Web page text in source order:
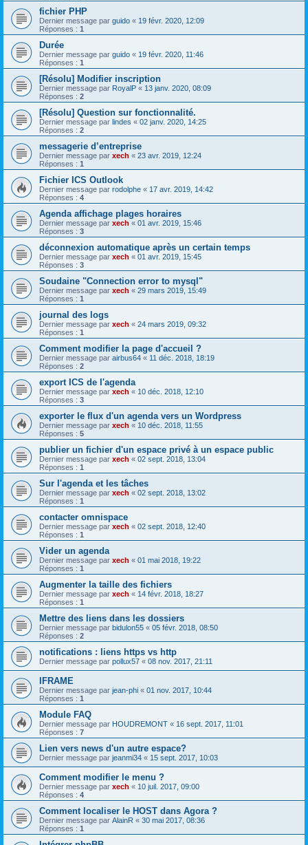
fichier PHP
Dernier message par guido « 19 févr. 2020, 12:09
Réponses : 1
Durée
Dernier message par guido « 19 févr. 2020, 11:46
Réponses : 1
[Résolu] Modifier inscription
Dernier message par RoyalP « 13 janv. 2020, 08:09
Réponses : 2
[Résolu] Question sur fonctionnalité.
Dernier message par lindes « 02 janv. 2020, 14:25
Réponses : 2
messagerie d’entreprise
Dernier message par xech « 23 avr. 2019, 12:24
Réponses : 1
Fichier ICS Outlook
Dernier message par rodolphe « 17 avr. 2019, 14:42
Réponses : 4
Agenda affichage plages horaires
Dernier message par xech « 01 avr. 2019, 15:46
Réponses : 3
déconnexion automatique après un certain temps
Dernier message par xech « 01 avr. 2019, 15:45
Réponses : 3
Soudaine "Connection error to mysql"
Dernier message par xech « 29 mars 2019, 15:49
Réponses : 1
journal des logs
Dernier message par xech « 24 mars 2019, 09:32
Réponses : 1
Comment modifier la page d'accueil ?
Dernier message par airbus64 « 11 déc. 2018, 18:19
Réponses : 2
export ICS de l'agenda
Dernier message par xech « 10 déc. 2018, 12:10
Réponses : 3
exporter le flux d'un agenda vers un Wordpress
Dernier message par xech « 10 déc. 2018, 11:55
Réponses : 5
publier un fichier d'un espace privé à un espace public
Dernier message par xech « 02 sept. 2018, 13:04
Réponses : 1
Sur l'agenda et les tâches
Dernier message par xech « 02 sept. 2018, 13:02
Réponses : 1
contacter omnispace
Dernier message par xech « 02 sept. 2018, 12:40
Réponses : 1
Vider un agenda
Dernier message par xech « 01 mai 2018, 19:22
Réponses : 1
Augmenter la taille des fichiers
Dernier message par xech « 14 févr. 2018, 18:27
Réponses : 1
Mettre des liens dans les dossiers
Dernier message par bidulon55 « 05 févr. 2018, 08:50
Réponses : 2
notifications : liens https vs http
Dernier message par pollux57 « 08 nov. 2017, 21:11
IFRAME
Dernier message par jean-phi « 01 nov. 2017, 10:44
Réponses : 1
Module FAQ
Dernier message par HOUDREMONT « 16 sept. 2017, 11:01
Réponses : 7
Lien vers news d'un autre espace?
Dernier message par jeanmi34 « 15 sept. 2017, 10:03
Comment modifier le menu ?
Dernier message par xech « 10 juil. 2017, 09:00
Réponses : 4
Comment localiser le HOST dans Agora ?
Dernier message par AlainR « 30 mai 2017, 08:36
Réponses : 1